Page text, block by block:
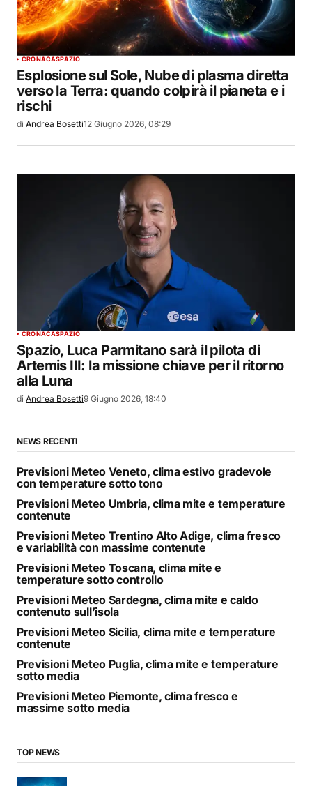
CRONACASPAZIO
Esplosione sul Sole, Nube di plasma diretta
verso la Terra: quando colpirà il pianeta e i
rischi
di Andrea Bosetti12 Giugno 2026, 08:29
CRONACASPAZIO
Spazio, Luca Parmitano sarà il pilota di
Artemis III: la missione chiave per il ritorno
alla Luna
di Andrea Bosetti9 Giugno 2026, 18:40
NEWS RECENTI
Previsioni Meteo Veneto, clima estivo gradevole
con temperature sotto tono
Previsioni Meteo Umbria, clima mite e temperature
contenute
Previsioni Meteo Trentino Alto Adige, clima fresco
e variabilità con massime contenute
Previsioni Meteo Toscana, clima mite e
temperature sotto controllo
Previsioni Meteo Sardegna, clima mite e caldo
contenuto sull’isola
Previsioni Meteo Sicilia, clima mite e temperature
contenute
Previsioni Meteo Puglia, clima mite e temperature
sotto media
Previsioni Meteo Piemonte, clima fresco e
massime sotto media
TOP NEWS